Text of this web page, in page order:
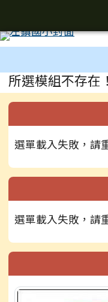
臺南市左鎮
主內容區域
所選模組不存在！
左邊區域內容
選單載入失敗，請
選單載入失敗，請
頁尾區域